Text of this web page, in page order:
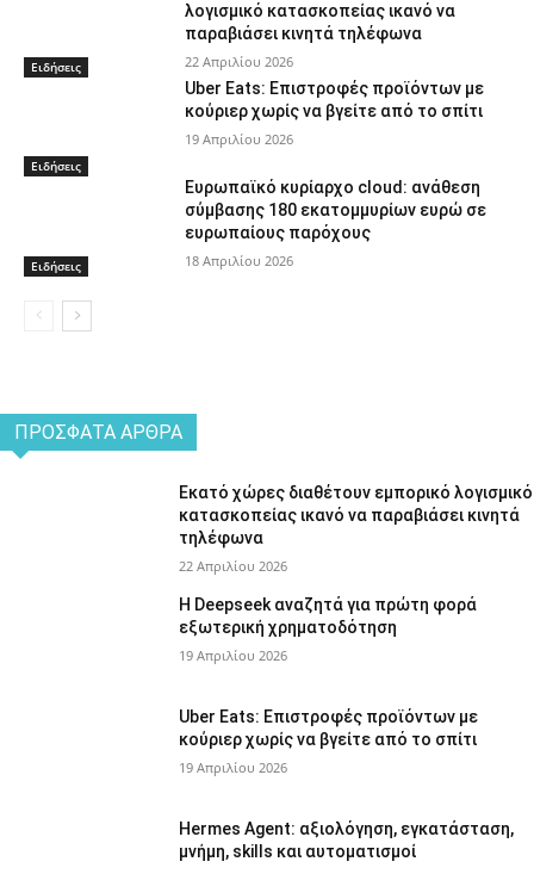
Ειδήσεις
λογισμικό κατασκοπείας ικανό να
παραβιάσει κινητά τηλέφωνα
22 Απριλίου 2026
Ειδήσεις
Uber Eats: Επιστροφές προϊόντων με
κούριερ χωρίς να βγείτε από το σπίτι
19 Απριλίου 2026
Ειδήσεις
Ευρωπαϊκό κυρίαρχο cloud: ανάθεση
σύμβασης 180 εκατομμυρίων ευρώ σε
ευρωπαίους παρόχους
18 Απριλίου 2026
ΠΡΌΣΦΑΤΑ ΆΡΘΡΑ
Εκατό χώρες διαθέτουν εμπορικό λογισμικό
κατασκοπείας ικανό να παραβιάσει κινητά
τηλέφωνα
22 Απριλίου 2026
Η Deepseek αναζητά για πρώτη φορά
εξωτερική χρηματοδότηση
19 Απριλίου 2026
Uber Eats: Επιστροφές προϊόντων με
κούριερ χωρίς να βγείτε από το σπίτι
19 Απριλίου 2026
Hermes Agent: αξιολόγηση, εγκατάσταση,
μνήμη, skills και αυτοματισμοί